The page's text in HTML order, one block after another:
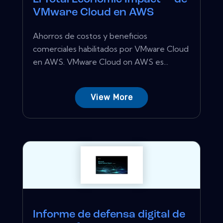
VMware Cloud en AWS
Ahorros de costos y beneficios
comerciales habilitados por VMware Cloud
en AWS. VMware Cloud on AWS es...
View More
Informe de defensa digital de